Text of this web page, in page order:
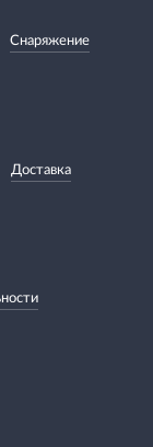
Снаряжение
Доставка